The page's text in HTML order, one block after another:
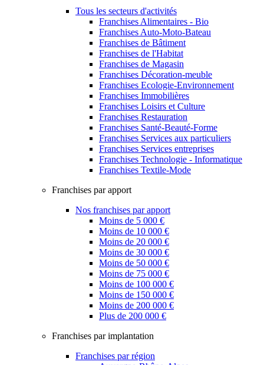
Tous les secteurs d'activités
Franchises Alimentaires - Bio
Franchises Auto-Moto-Bateau
Franchises de Bâtiment
Franchises de l'Habitat
Franchises de Magasin
Franchises Décoration-meuble
Franchises Ecologie-Environnement
Franchises Immobilières
Franchises Loisirs et Culture
Franchises Restauration
Franchises Santé-Beauté-Forme
Franchises Services aux particuliers
Franchises Services entreprises
Franchises Technologie - Informatique
Franchises Textile-Mode
Franchises par apport
Nos franchises par apport
Moins de 5 000 €
Moins de 10 000 €
Moins de 20 000 €
Moins de 30 000 €
Moins de 50 000 €
Moins de 75 000 €
Moins de 100 000 €
Moins de 150 000 €
Moins de 200 000 €
Plus de 200 000 €
Franchises par implantation
Franchises par région